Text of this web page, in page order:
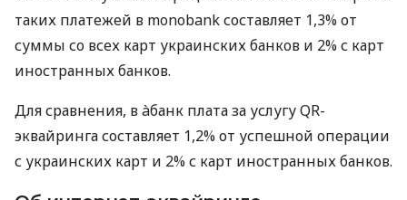
таких платежей в monobank составляет 1,3% от
суммы со всех карт украинских банков и 2% с карт
иностранных банков.
Для сравнения, в àбанк плата за услугу QR-
эквайринга составляет 1,2% от успешной операции
с украинских карт и 2% с карт иностранных банков.